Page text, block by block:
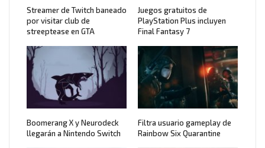
Streamer de Twitch baneado
por visitar club de
streeptease en GTA
Juegos gratuitos de
PlayStation Plus incluyen
Final Fantasy 7
Boomerang X y Neurodeck
llegarán a Nintendo Switch
Filtra usuario gameplay de
Rainbow Six Quarantine